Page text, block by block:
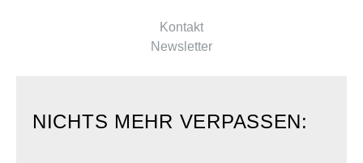
Kontakt
Newsletter
NICHTS MEHR VERPASSEN: